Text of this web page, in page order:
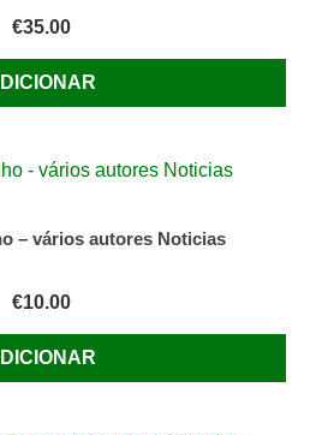
€35.00
– vários autores Noticias
€10.00